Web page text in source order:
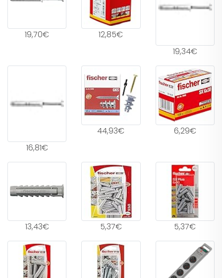
19,70€
12,85€
19,34€
16,81€
44,93€ 6,29€
13,43€ 5,37€ 5,37€